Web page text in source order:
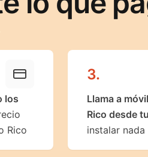
los
Rico
3.
Llama a
Rico desde
instalar nada